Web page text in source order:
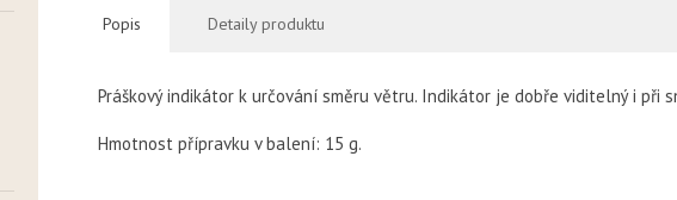
Popis Detaily produktu
Práškový indikátor k určování směru větru. Indikátor je dobře viditelný i při
Hmotnost přípravku v balení: 15 g.